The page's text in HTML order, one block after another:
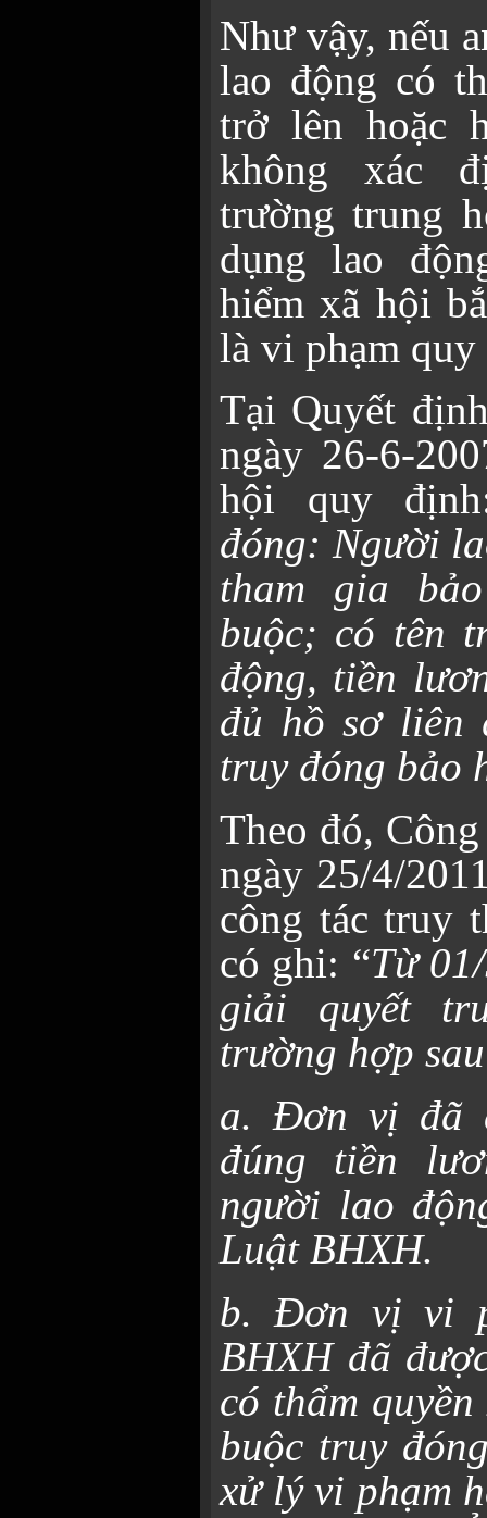
Như vậy, nếu
lao động có
trở lên hoặc
không xác
trường trung
dụng lao
hiểm xã hội
là vi phạm quy
Tại Quyết
ngày 26-6-
hội quy
đóng: Người
tham gia
buộc; có tên
động, tiền
đủ hồ sơ liên
truy đóng bảo
Theo đó,
ngày 25/4/
công tác truy
có ghi: “Từ
giải quyết
trường hợp
a. Đơn vị đã
đúng tiền
người lao
Luật BHXH.
b. Đơn vị vi
BHXH đã
có thẩm
buộc truy
xử lý vi phạm